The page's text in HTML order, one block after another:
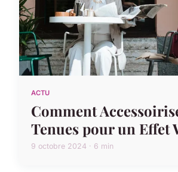
ACTU
Comment
Tenues pour un Effet
9 octobre 2024 · 6 min